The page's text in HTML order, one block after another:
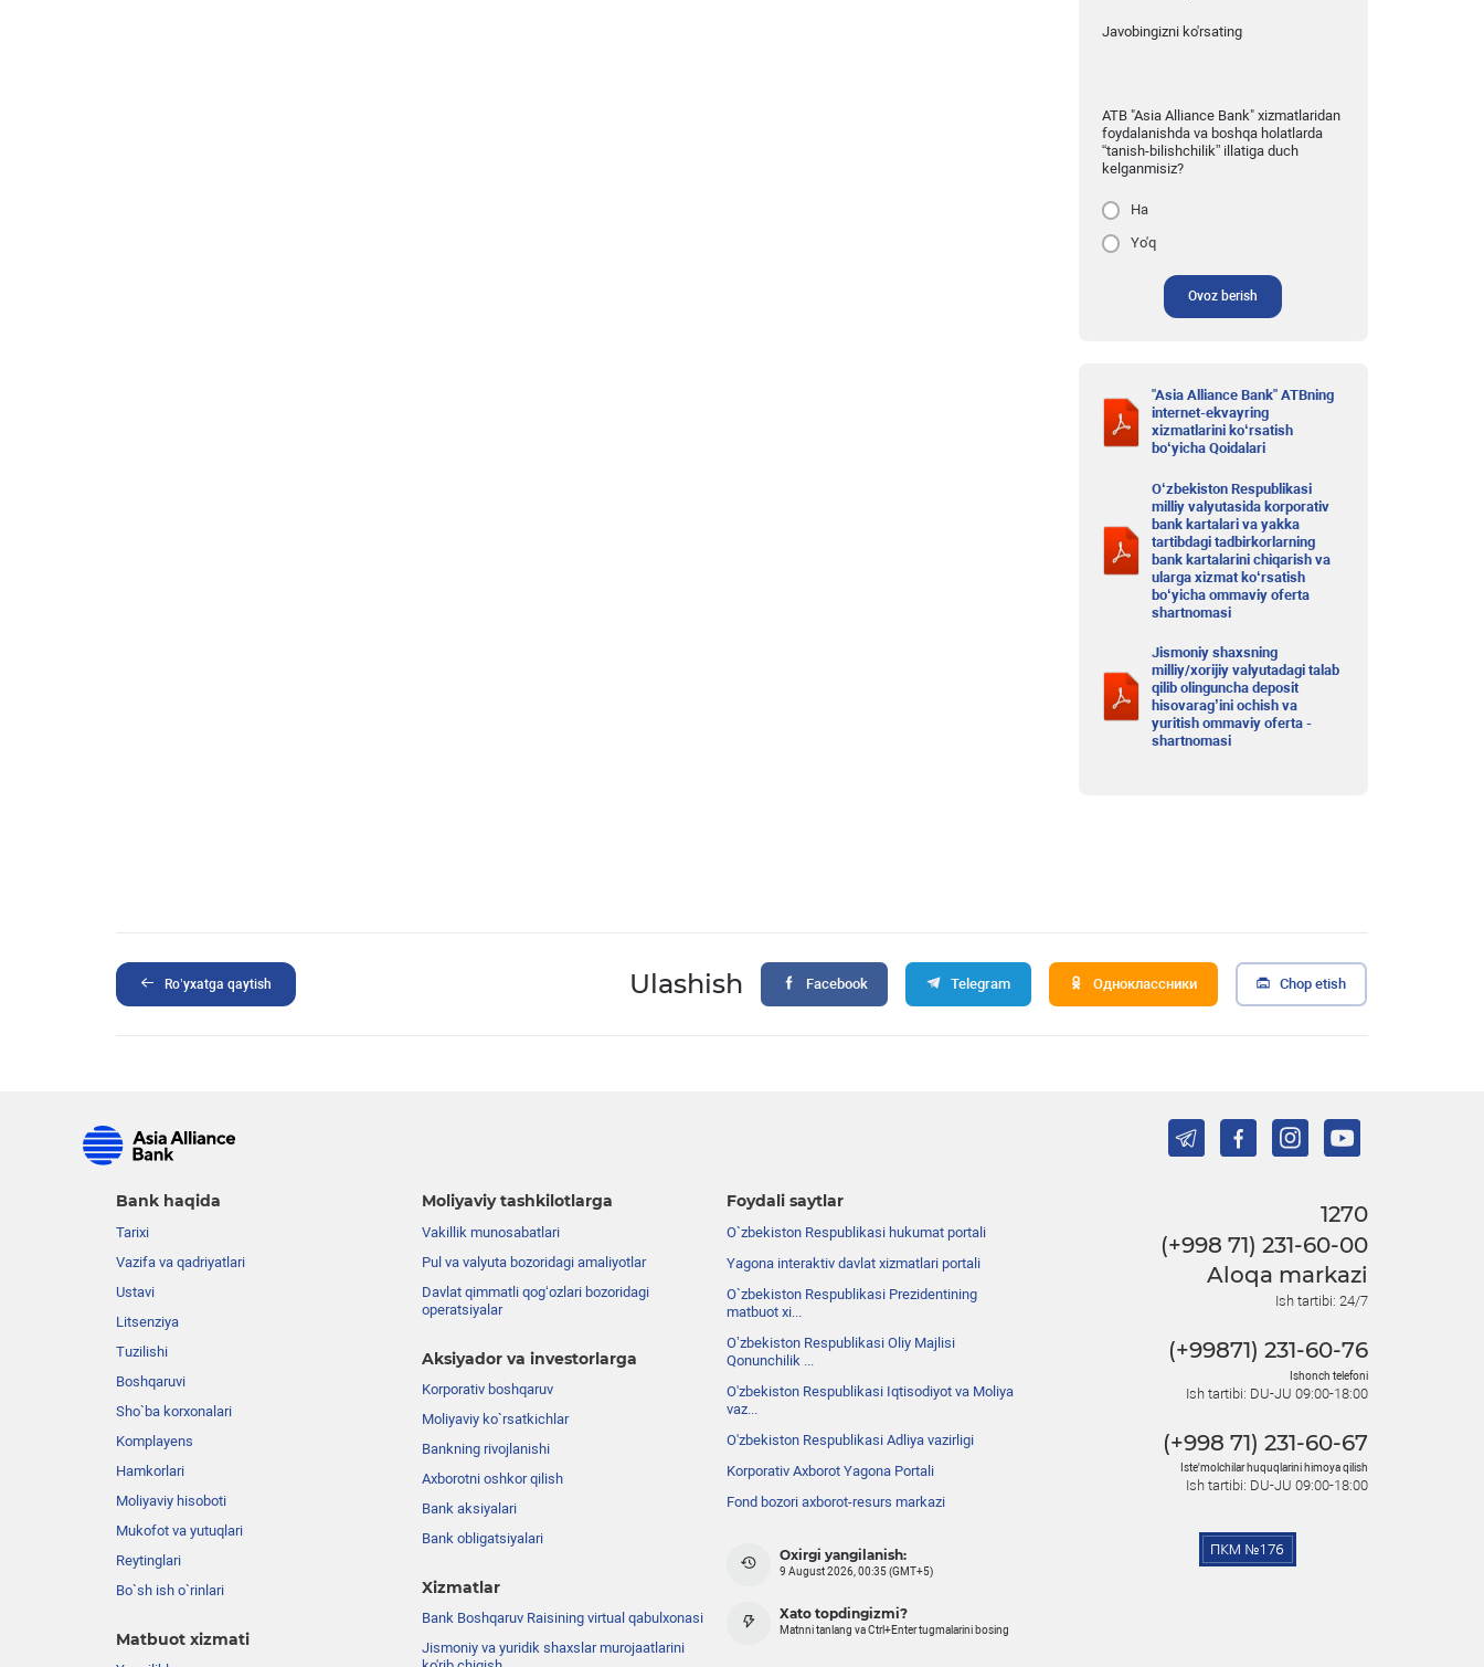
Javobingizni ko'rsating
ATB "Asia Alliance Bank" xizmatlaridan
foydalanishda va boshqa holatlarda
“tanish-bilishchilik” illatiga duch
kelganmisiz?
Ha
Yo'q
Ovoz berish
"Asia Alliance Bank" ATBning
internet-ekvayring
xizmatlarini ko‘rsatish
bo‘yicha Qoidalari
O‘zbekiston Respublikasi
milliy valyutasida korporativ
bank kartalari va yakka
tartibdagi tadbirkorlarning
bank kartalarini chiqarish va
ularga xizmat ko‘rsatish
bo‘yicha ommaviy oferta
shartnomasi
Jismoniy shaxsning
milliy/xorijiy valyutadagi talab
qilib olinguncha deposit
hisovarag’ini ochish va
yuritish ommaviy oferta -
shartnomasi
Ro’yxatga qaytish Ulashish Facebook Telegram Одноклассники Chop etish
Bank haqida
Tarixi
Vazifa va qadriyatlari
Ustavi
Litsenziya
Tuzilishi
Boshqaruvi
Sho`ba korxonalari
Komplayens
Hamkorlari
Moliyaviy hisoboti
Mukofot va yutuqlari
Reytinglari
Bo`sh ish o`rinlari
Matbuot xizmati
Moliyaviy tashkilotlarga
Vakillik munosabatlari
Pul va valyuta bozoridagi amaliyotlar
Davlat qimmatli qog‘ozlari bozoridagi
operatsiyalar
Aksiyador va investorlarga
Korporativ boshqaruv
Moliyaviy ko`rsatkichlar
Bankning rivojlanishi
Axborotni oshkor qilish
Bank aksiyalari
Bank obligatsiyalari
Xizmatlar
Bank Boshqaruv Raisining virtual qabulxonasi
Jismoniy va yuridik shaxslar murojaatlarini
Foydali saytlar
O`zbekiston Respublikasi hukumat portali
Yagona interaktiv davlat xizmatlari portali
O`zbekiston Respublikasi Prezidentining
matbuot xi...
Oʼzbekiston Respublikasi Oliy Majlisi
Qonunchilik ...
O'zbekiston Respublikasi Iqtisodiyot va Moliya
vaz...
O'zbekiston Respublikasi Adliya vazirligi
Korporativ Axborot Yagona Portali
Fond bozori axborot-resurs markazi
Oxirgi yangilanish:
9 August 2026, 00:35 (GMT+5)
Xato topdingizmi?
Matnni tanlang va Ctrl+Enter tugmalarini bosing
1270
(+998 71) 231-60-00
Aloqa markazi
Ish tartibi: 24/7
(+99871) 231-60-76
Ishonch telefoni
Ish tartibi: DU-JU 09:00-18:00
(+998 71) 231-60-67
Iste'molchilar huquqlarini himoya qilish
Ish tartibi: DU-JU 09:00-18:00